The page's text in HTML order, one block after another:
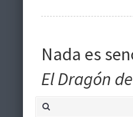
Nada es
El Dragón